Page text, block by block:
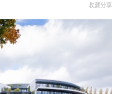
收藏分享